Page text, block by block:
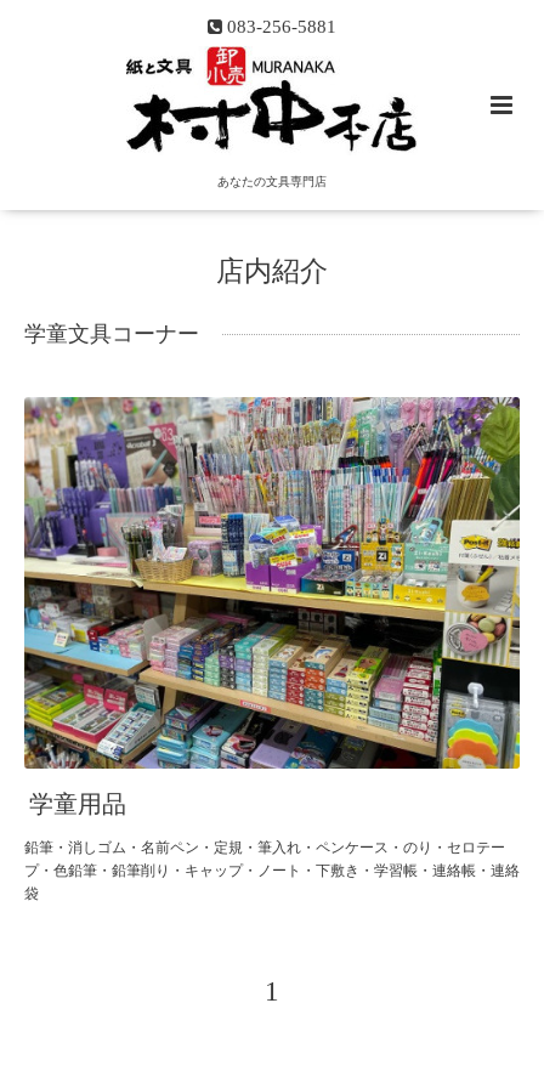
083-256-5881
あなたの文具専門店
店内紹介
学童文具コーナー
学童用品
鉛筆・消しゴム・名前ペン・定規・筆入れ・ペンケース・のり・セロテー
プ・色鉛筆・鉛筆削り・キャップ・ノート・下敷き・学習帳・連絡帳・連絡
袋
1